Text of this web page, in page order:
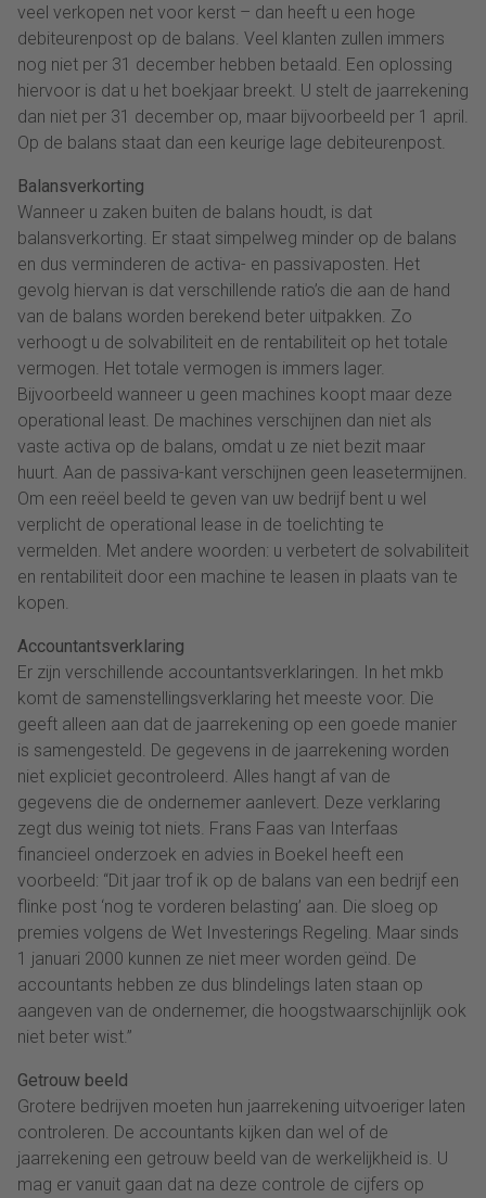
veel verkopen net voor kerst – dan heeft u een hoge
debiteurenpost op de balans. Veel klanten zullen immers
nog niet per 31 december hebben betaald. Een oplossing
hiervoor is dat u het boekjaar breekt. U stelt de jaarrekening
dan niet per 31 december op, maar bijvoorbeeld per 1 april.
Op de balans staat dan een keurige lage debiteurenpost.
Balansverkorting
Wanneer u zaken buiten de balans houdt, is dat
balansverkorting. Er staat simpelweg minder op de balans
en dus verminderen de activa- en passivaposten. Het
gevolg hiervan is dat verschillende ratio’s die aan de hand
van de balans worden berekend beter uitpakken. Zo
verhoogt u de solvabiliteit en de rentabiliteit op het totale
vermogen. Het totale vermogen is immers lager.
Bijvoorbeeld wanneer u geen machines koopt maar deze
operational least. De machines verschijnen dan niet als
vaste activa op de balans, omdat u ze niet bezit maar
huurt. Aan de passiva-kant verschijnen geen leasetermijnen.
Om een reëel beeld te geven van uw bedrijf bent u wel
verplicht de operational lease in de toelichting te
vermelden. Met andere woorden: u verbetert de solvabiliteit
en rentabiliteit door een machine te leasen in plaats van te
kopen.
Accountantsverklaring
Er zijn verschillende accountantsverklaringen. In het mkb
komt de samenstellingsverklaring het meeste voor. Die
geeft alleen aan dat de jaarrekening op een goede manier
is samengesteld. De gegevens in de jaarrekening worden
niet expliciet gecontroleerd. Alles hangt af van de
gegevens die de ondernemer aanlevert. Deze verklaring
zegt dus weinig tot niets. Frans Faas van Interfaas
financieel onderzoek en advies in Boekel heeft een
voorbeeld: “Dit jaar trof ik op de balans van een bedrijf een
flinke post ‘nog te vorderen belasting’ aan. Die sloeg op
premies volgens de Wet Investerings Regeling. Maar sinds
1 januari 2000 kunnen ze niet meer worden geïnd. De
accountants hebben ze dus blindelings laten staan op
aangeven van de ondernemer, die hoogstwaarschijnlijk ook
niet beter wist.”
Getrouw beeld
Grotere bedrijven moeten hun jaarrekening uitvoeriger laten
controleren. De accountants kijken dan wel of de
jaarrekening een getrouw beeld van de werkelijkheid is. U
mag er vanuit gaan dat na deze controle de cijfers op